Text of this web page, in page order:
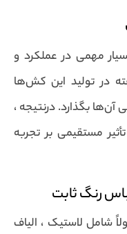
مهمی در عملکرد و
در تولید این کش‌ها
آن‌ها بگذارد. درنتیجه ،
مستقیمی بر تجربه
رنگ ثابت
شامل لاستیک ، الیاف